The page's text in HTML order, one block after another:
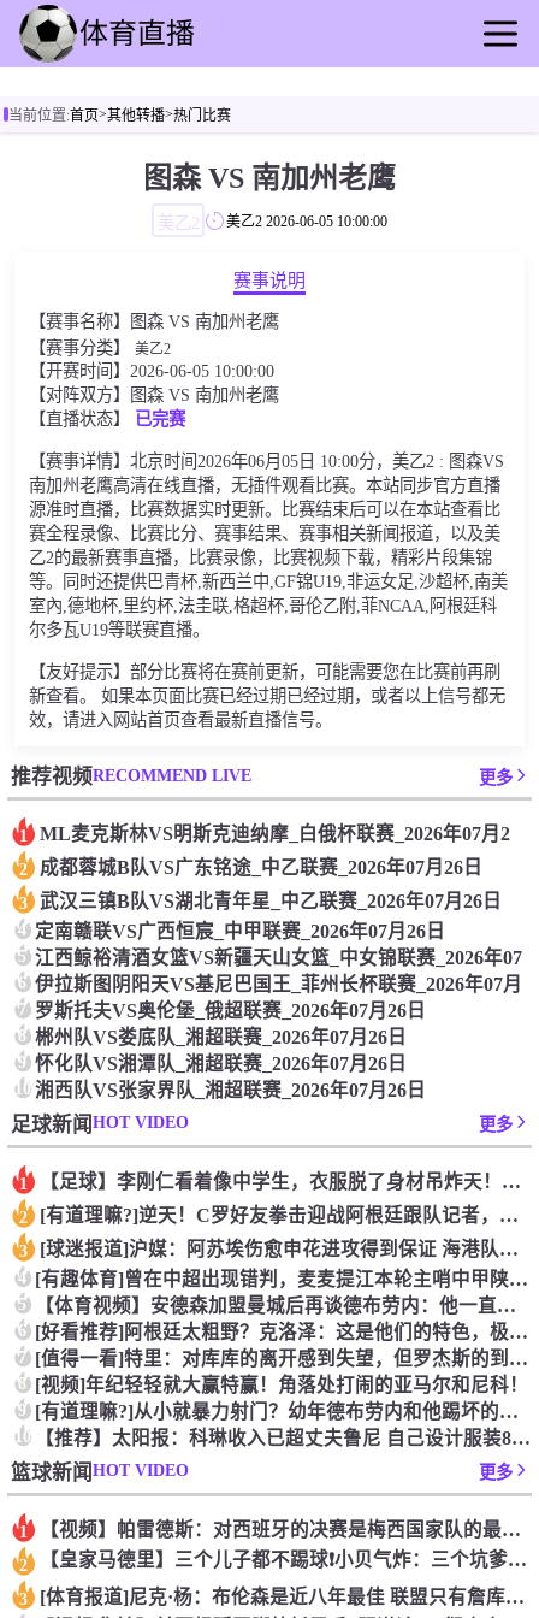
足球直播
其他转播
当前位置:首页>其他转播>热门比赛
图森 VS 南加州老鹰
美乙2 美乙2 2026-06-05 10:00:00
赛事说明
【赛事名称】图森 VS 南加州老鹰
【赛事分类】 美乙2
【开赛时间】2026-06-05 10:00:00
【对阵双方】图森 VS 南加州老鹰
【直播状态】
已完赛
【赛事详情】北京时间2026年06月05日 10:00分，美乙2 : 图森VS
南加州老鹰高清在线直播，无插件观看比赛。本站同步官方直播
源准时直播，比赛数据实时更新。比赛结束后可以在本站查看比
赛全程录像、比赛比分、赛事结果、赛事相关新闻报道，以及美
乙2的最新赛事直播，比赛录像，比赛视频下载，精彩片段集锦
等。同时还提供巴青杯,新西兰中,GF锦U19,非运女足,沙超杯,南美
室內,德地杯,里约杯,法圭联,格超杯,哥伦乙附,菲NCAA,阿根廷科
尔多瓦U19等联赛直播。
【友好提示】部分比赛将在赛前更新，可能需要您在比赛前再刷
新查看。 如果本页面比赛已经过期已经过期，或者以上信号都无
效，请进入网站首页查看最新直播信号。
推荐视频RECOMMEND LIVE 更多
1 ML麦克斯林VS明斯克迪纳摩_白俄杯联赛_2026年07月2
2 成都蓉城B队VS广东铭途_中乙联赛_2026年07月26日
3 武汉三镇B队VS湖北青年星_中乙联赛_2026年07月26日
4 定南赣联VS广西恒宸_中甲联赛_2026年07月26日
5 江西鲸裕清酒女篮VS新疆天山女篮_中女锦联赛_2026年07
6 伊拉斯图阴阳天VS基尼巴国王_菲州长杯联赛_2026年07月
7 罗斯托夫VS奥伦堡_俄超联赛_2026年07月26日
8 郴州队VS娄底队_湘超联赛_2026年07月26日
9 怀化队VS湘潭队_湘超联赛_2026年07月26日
10湘西队VS张家界队_湘超联赛_2026年07月26日
足球新闻HOT VIDEO 更多
1 【足球】李刚仁看着像中学生，衣服脱了身材吊炸天！怪不得对抗上
2 [有道理嘛?]逆天！C罗好友拳击迎战阿根廷跟队记者，C罗好友
3 [球迷报道]沪媒：阿苏埃伤愈申花进攻得到保证 海港队基本没有
4 [有趣体育]曾在中超出现错判，麦麦提江本轮主哨中甲陕西联合v
5 【体育视频】安德森加盟曼城后再谈德布劳内：他一直是我非常仰慕
6 [好看推荐]阿根廷太粗野？克洛泽：这是他们的特色，极其强调对
7 [值得一看]特里：对库库的离开感到失望，但罗杰斯的到来又让我
8 [视频]年纪轻轻就大赢特赢！角落处打闹的亚马尔和尼科！
9 [有道理嘛?]从小就暴力射门？幼年德布劳内和他踢坏的树篱！
10 【推荐】太阳报：科琳收入已超丈夫鲁尼 自己设计服装8岁儿子当
篮球新闻HOT VIDEO 更多
1 【视频】帕雷德斯：对西班牙的决赛是梅西国家队的最后一场比赛
2 【皇家马德里】三个儿子都不踢球❗️小贝气炸：三个坑爹货，只能
3 [体育报道]尼克·杨：布伦森是近八年最佳 联盟只有詹库杜能媲